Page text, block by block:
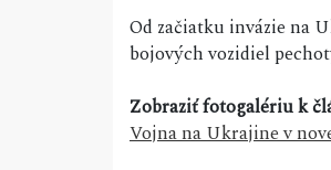
Od začiatku invázie na
bojových vozidiel
Zobraziť fotogalériu k
Vojna na Ukrajine v